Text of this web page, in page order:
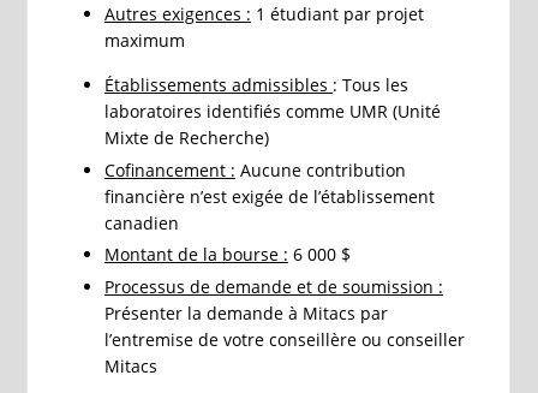
Autres exigences : 1 étudiant par projet
maximum
Établissements admissibles : Tous les
laboratoires identifiés comme UMR (Unité
Mixte de Recherche)
Cofinancement : Aucune contribution
financière n’est exigée de l’établissement
canadien
Montant de la bourse : 6 000 $
Processus de demande et de soumission :
Présenter la demande à Mitacs par
l’entremise de votre conseillère ou conseiller
Mitacs